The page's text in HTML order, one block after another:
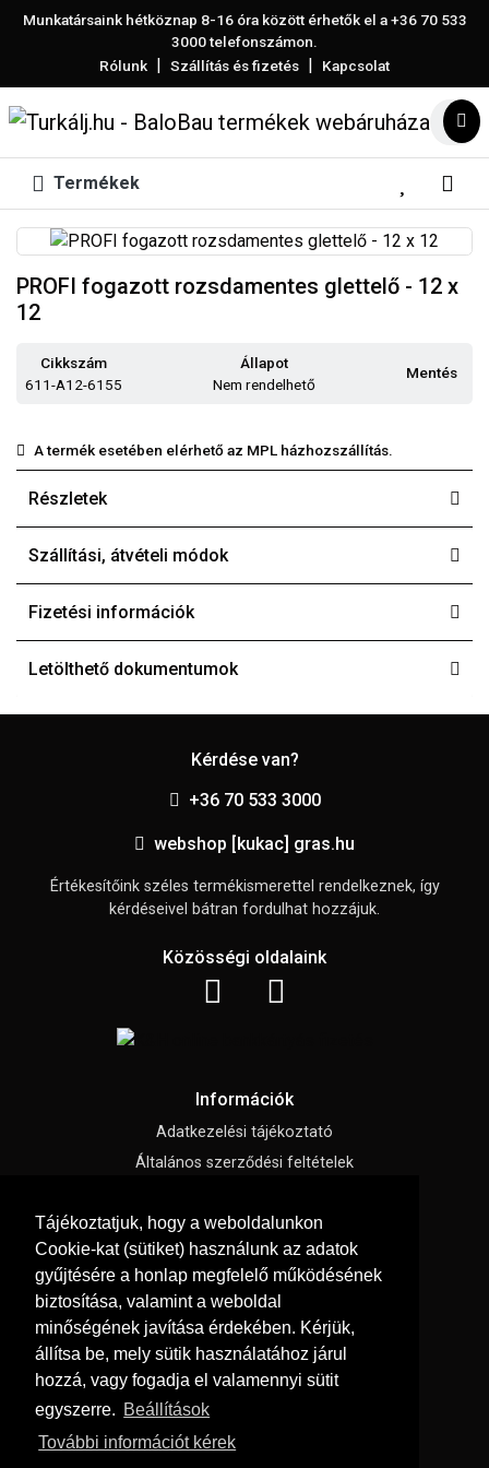
Tájékoztatjuk, hogy a weboldalunkon
Cookie-kat (sütiket) használunk az adatok
gyűjtésére a honlap megfelelő működésének
biztosítása, valamint a weboldal
minőségének javítása érdekében. Kérjük,
állítsa be, mely sütik használatához járul
hozzá, vagy fogadja el valamennyi sütit
egyszerre. Beállítások
További információt kérek
Munkatársaink hétköznap 8-16 óra között érhetők el a+36 70 533
3000telefonszámon.
Rólunk | Szállítás és fizetés | Kapcsolat
Termékek
PROFI fogazott rozsdamentes glettelő - 12 x
12
Cikkszám
611-A12-6155
Állapot
Nem rendelhető
Mentés
A termék esetében elérhető az MPL házhozszállítás.
Részletek
Szállítási, átvételi módok
Fizetési információk
Letölthető dokumentumok
Kérdése van?
+36 70 533 3000
webshop [kukac] gras.hu
Értékesítőink széles termékismerettel rendelkeznek, így
kérdéseivel bátran fordulhat hozzájuk.
Közösségi oldalaink
Információk
Adatkezelési tájékoztató
Általános szerződési feltételek
Süti beállítások
Menü
Hírek, cikkek
Kapcsolat
Letölthető katalógusok
Szállítás és fizetés